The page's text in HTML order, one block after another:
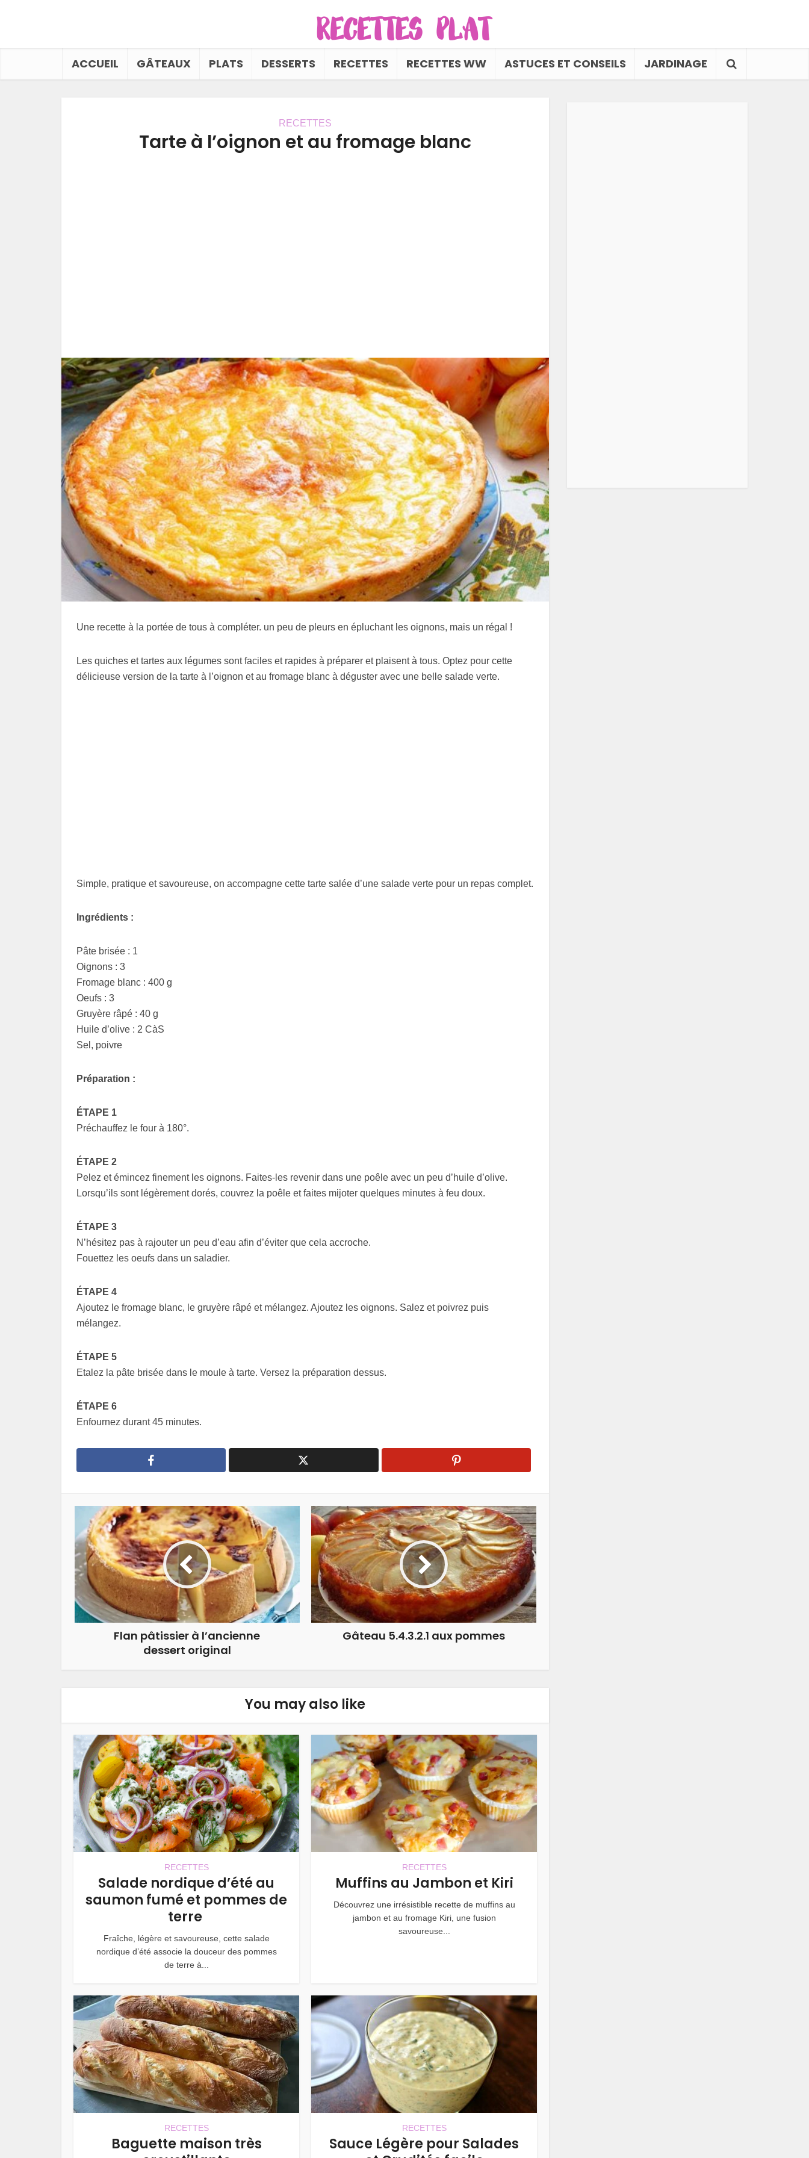
ACCUEIL GÂTEAUX PLATS DESSERTS RECETTES RECETTES WW ASTUCES ET CONSEILS JARDINAGE
RECETTES
Tarte à l’oignon et au fromage blanc
Une recette à la portée de tous à compléter. un peu de pleurs en épluchant les oignons, mais un régal !
Les quiches et tartes aux légumes sont faciles et rapides à préparer et plaisent à tous. Optez pour cette
délicieuse version de la tarte à l’oignon et au fromage blanc à déguster avec une belle salade verte.
Simple, pratique et savoureuse, on accompagne cette tarte salée d’une salade verte pour un repas complet.
Ingrédients :
Pâte brisée : 1
Oignons : 3
Fromage blanc : 400 g
Oeufs : 3
Gruyère râpé : 40 g
Huile d’olive : 2 CàS
Sel, poivre
Préparation :
ÉTAPE 1
Préchauffez le four à 180°.
ÉTAPE 2
Pelez et émincez finement les oignons. Faites-les revenir dans une poêle avec un peu d’huile d’olive.
Lorsqu’ils sont légèrement dorés, couvrez la poêle et faites mijoter quelques minutes à feu doux.
ÉTAPE 3
N’hésitez pas à rajouter un peu d’eau afin d’éviter que cela accroche.
Fouettez les oeufs dans un saladier.
ÉTAPE 4
Ajoutez le fromage blanc, le gruyère râpé et mélangez. Ajoutez les oignons. Salez et poivrez puis
mélangez.
ÉTAPE 5
Etalez la pâte brisée dans le moule à tarte. Versez la préparation dessus.
ÉTAPE 6
Enfournez durant 45 minutes.
Flan pâtissier à l’ancienne
dessert original
Gâteau 5.4.3.2.1 aux pommes
You may also like
RECETTES
Salade nordique d’été au
saumon fumé et pommes de
terre
Fraîche, légère et savoureuse, cette salade
nordique d’été associe la douceur des pommes
de terre à...
RECETTES
Muffins au Jambon et Kiri
Découvrez une irrésistible recette de muffins au
jambon et au fromage Kiri, une fusion
savoureuse...
RECETTES
Baguette maison très
RECETTES
Sauce Légère pour Salades